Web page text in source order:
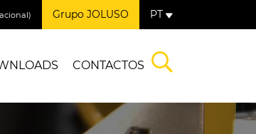
Grupo JOLUSO PT
CONTACTOS